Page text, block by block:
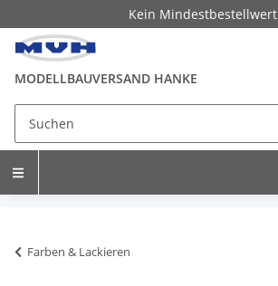
Kein Mindestbestellwert
MODELLBAUVERSAND HANKE
Farben & Lackieren